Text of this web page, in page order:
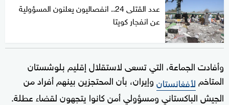
عدد القتلى 24.. انفصاليون يعلنون المسؤولية
عن انفجار كويتا
وأفادت الجماعة، التي تسعى لاستقلال إقليم بلوشستان
المتاخملأفغانستانوإيران، بأن المحتجزين بينهم أفراد من
الجيش الباكستاني ومسؤولي أمن كانوا يتجهون لقضاء عطلة.